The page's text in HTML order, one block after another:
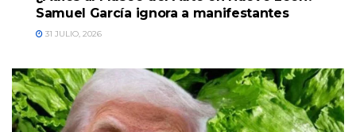
Samuel García ignora a manifestantes
31 JULIO, 2026